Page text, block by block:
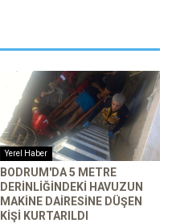
Yerel Haber
BODRUM'DA 5 METRE
DERINLIĞINDEKI HAVUZUN
MAKINE DAIRESINE DÜŞEN
KIŞI KURTARILDI